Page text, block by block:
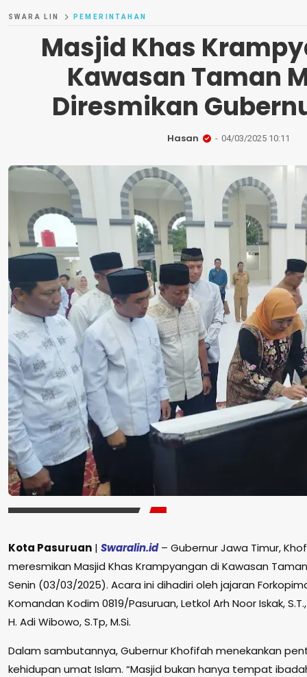
SWARA LIN PEMERINTAHAN
Masjid Khas
Kawasan Taman
Diresmikan
Hasan 04/03/2025 10:11
Kota Pasuruan | Swaralin.id– Gubernur Jawa Timur,
meresmikan Masjid Khas Krampyangan di Kawasan
Senin (03/03/2025). Acara ini dihadiri oleh jajaran
Komandan Kodim 0819/Pasuruan, Letkol Arh Noor Iskak,
H. Adi Wibowo, S.Tp, M.Si.
Dalam sambutannya, Gubernur Khofifah menekankan
kehidupan umat Islam. “Masjid bukan hanya tempat